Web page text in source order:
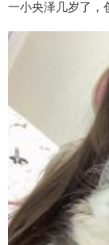
一小央泽几岁了，